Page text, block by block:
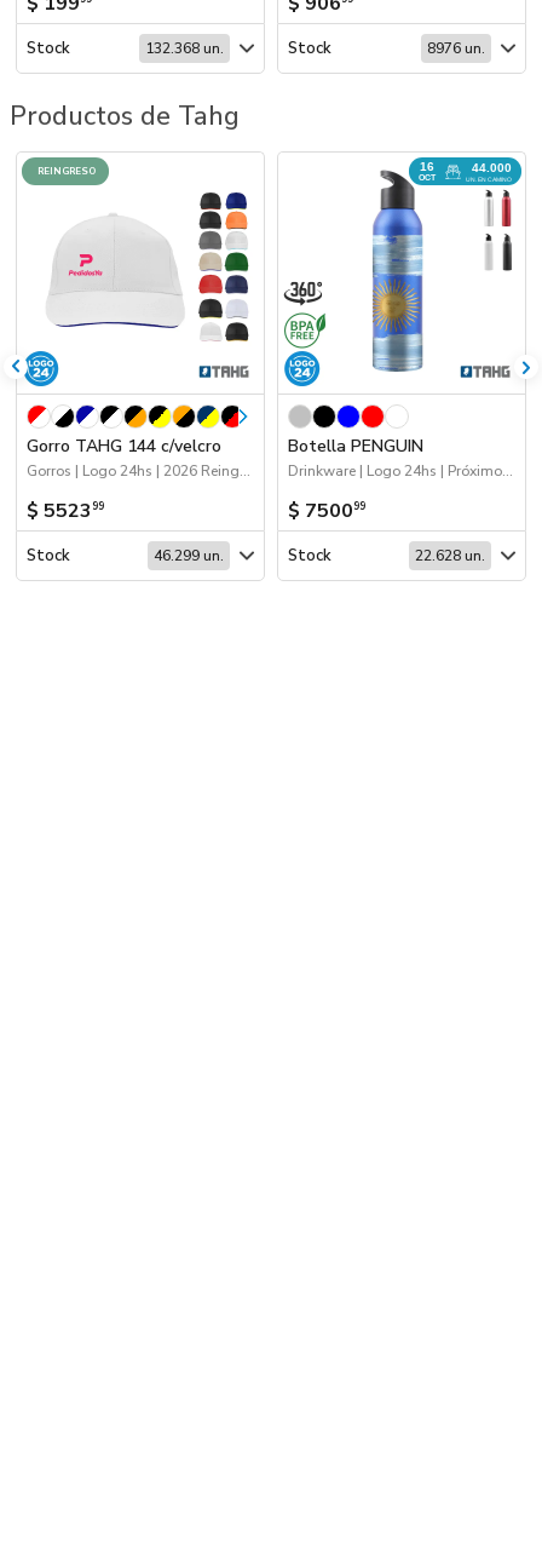
Stock 132.368 un. Stock 8976 un.
Productos de Tahg
REINGRESO
Gorro TAHG 144 c/velcro
Gorros | Logo 24hs | 2026 Reingresos
$ 5523 99
Stock 46.299 un.
16
OCT
44.000
UN. EN CAMINO
Botella PENGUIN
Drinkware | Logo 24hs | Próximos Arribos
$ 750099
Stock 22.628 un.